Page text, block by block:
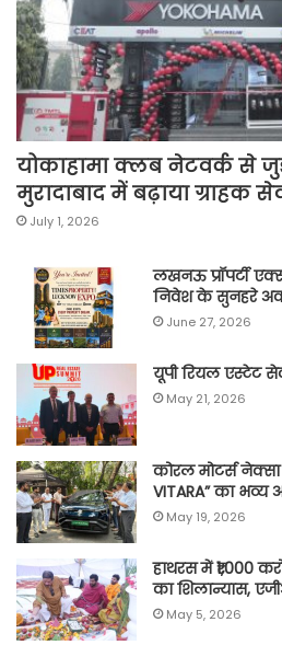
योकाहामा क्लब नेटवर्क से
मुरादाबाद में बढ़ाया ग्राहक
July 1, 2026
लखनऊ प्रॉपर्टी
निवेश के सुनहरे
June 27, 2026
यूपी रियल एस्टेट
May 21, 2026
कोरल मोटर्स नेक्सा
VITARA” का भव्य
May 19, 2026
हाथरस में ₹1,000
का शिलान्यास,
May 5, 2026